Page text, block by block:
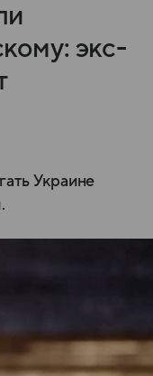
экс-
Украине